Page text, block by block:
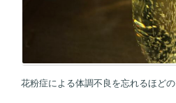
花粉症による体調不良を忘れるほどの